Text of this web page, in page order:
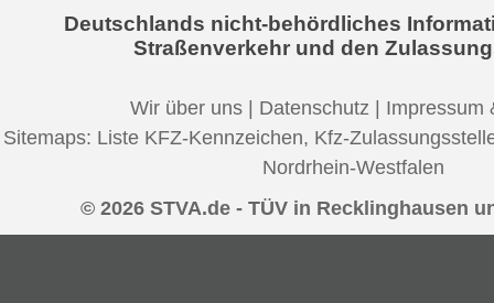
Deutschlands nicht-behördliches
Straßenverkehr und den
Wir über uns | Datenschutz | Impressum
Sitemaps: Liste KFZ-Kennzeichen, Kfz-
Nordrhein-Westfalen
© 2026 STVA.de - TÜV in Recklinghausen